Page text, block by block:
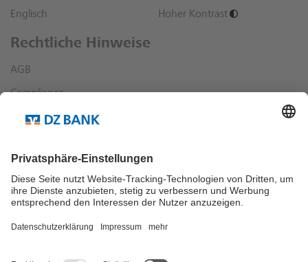
Englisch
Hoher Kontrast
Rechtliche Hinweise
AGB
Compliance
Datenschutz
Sonstige rechtliche Hinweise
Richtlinien und Informationen